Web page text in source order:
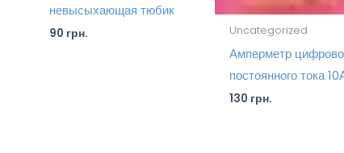
невысыхающая тюбик
90 грн. Uncategorized
Амперметр
постоянного тока
130 грн.